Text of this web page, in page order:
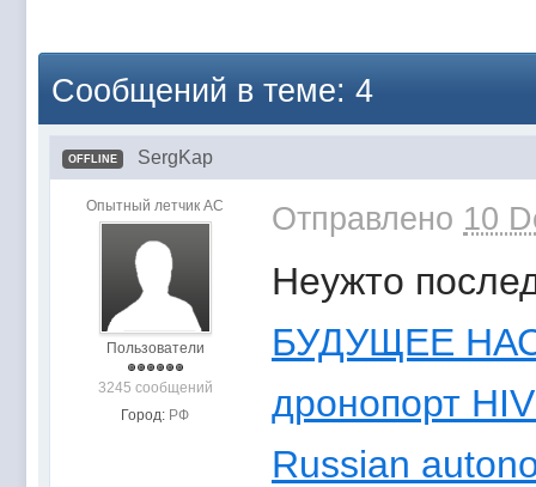
Сообщений в теме: 4
OFFLINE SergKap
Опытный летчик АС
Пользователи
3245 сообщений
Город: РФ
Отправлено 10
Неужто
БУДУЩЕЕ
дронопорт
Russian